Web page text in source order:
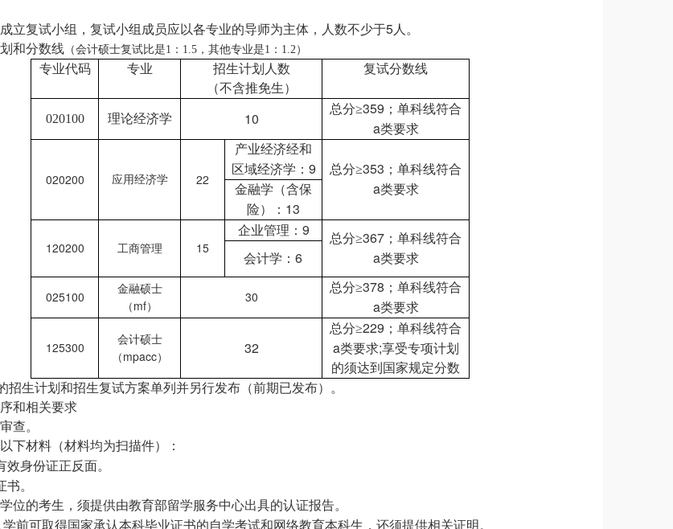
立复试小组，复试小组成员应以各专业的导师为主体，人数不少于5人。
和分数线（会计硕士复试比是1 ： 1.5，其他专业是1 ： 1.2）
专业代码 专业
招生计划人数
（不含推免生）
复试分数线
020100 理论经济学 10
总分≥359 ；单科线符合
a类要求
020200 应用经济学 22
产业经济经和
区域经济学： 9 总分≥353 ；单科线符合
a类要求
金融学（含保
险）： 13
120200 工商管理 15
企业管理： 9 总分≥367 ；单科线符合
a类要求
会计学：6
025100
金融硕士
（ mf）
30
总分≥378 ；单科线符合
a类要求
125300
会计硕士
（ mpacc）
32
总分≥229 ；单科线符合
a类要求;享受专项计划
的须达到国家规定分数
招生计划和招生复试方案单列并另行发布（前期已发布）。
和相关要求
查。
下材料（材料均为扫描件）：
效身份证正反面。
。
位的考生，须提供由教育部留学服务中心出具的认证报告。
学前可取得国家承认本科毕业证书的自学考试和网络教育本科生，还须提供相关证明。